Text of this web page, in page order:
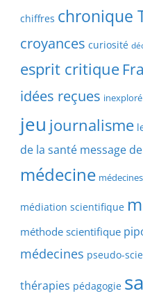
t
y
e
d
a
r
i
e
s
h
p
a
d
a
t
e
chiffres chronique
croyances curiosité
esprit critique
idées reçues
jeu journalisme
de la santé message
médecine
médiation scientifique
méthode scientifique
médecines pseudo-
thérapies pédagogie